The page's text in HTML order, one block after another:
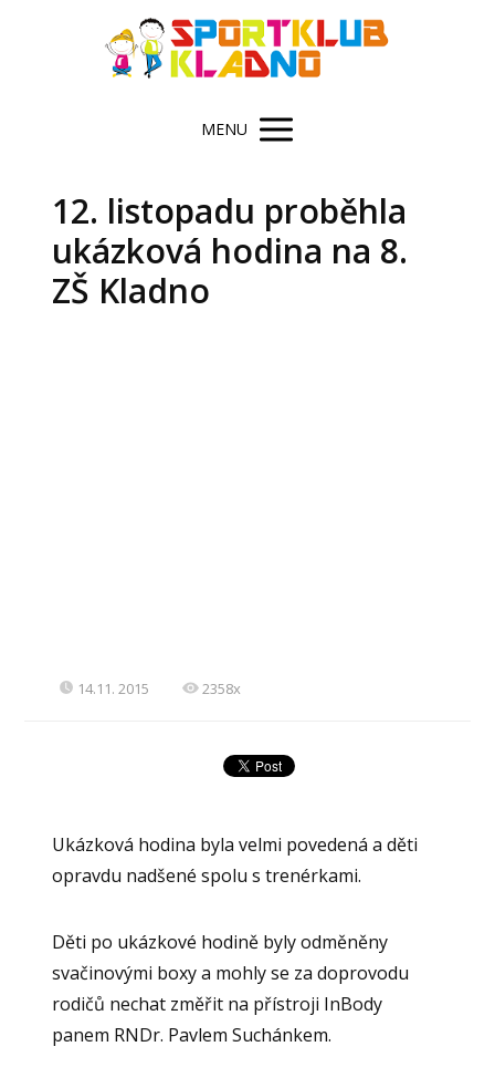
MENU
12. listopadu proběhla
ukázková hodina na 8.
ZŠ Kladno
14.11. 2015 2358x
Ukázková hodina byla velmi povedená a děti
opravdu nadšené spolu s trenérkami.
Děti po ukázkové hodině byly odměněny
svačinovými boxy a mohly se za doprovodu
rodičů nechat změřit na přístroji InBody
panem RNDr. Pavlem Suchánkem.